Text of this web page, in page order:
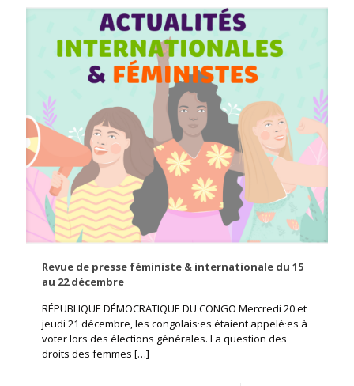
Revue de presse féministe & internationale du 15
au 22 décembre
RÉPUBLIQUE DÉMOCRATIQUE DU CONGO Mercredi 20 et
jeudi 21 décembre, les congolais·es étaient appelé·es à
voter lors des élections générales. La question des
droits des femmes […]